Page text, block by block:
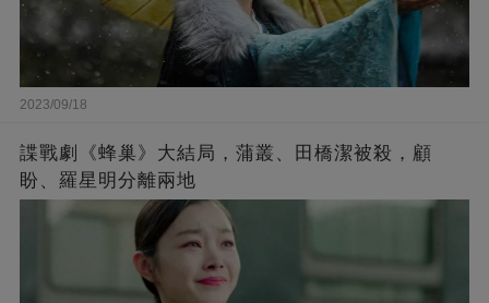
2023/09/18
諜戰劇《蜂巢》大結局，蒲叢、田橋潔被殺，顧
盼、羅星明分離兩地